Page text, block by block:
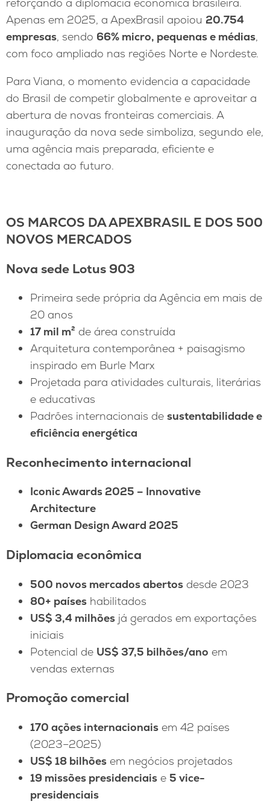
reforçando a diplomacia econômica brasileira.
Apenas em 2025, a ApexBrasil apoiou 20.754
empresas, sendo 66% micro, pequenas e médias,
com foco ampliado nas regiões Norte e Nordeste.
Para Viana, o momento evidencia a capacidade
do Brasil de competir globalmente e aproveitar a
abertura de novas fronteiras comerciais. A
inauguração da nova sede simboliza, segundo ele,
uma agência mais preparada, eficiente e
conectada ao futuro.
OS MARCOS DA APEXBRASIL E DOS 500
NOVOS MERCADOS
Nova sede Lotus 903
Primeira sede própria da Agência em mais de
20 anos
17 mil m² de área construída
Arquitetura contemporânea + paisagismo
inspirado em Burle Marx
Projetada para atividades culturais, literárias
e educativas
Padrões internacionais de sustentabilidade e
eficiência energética
Reconhecimento internacional
Iconic Awards 2025 – Innovative
Architecture
German Design Award 2025
Diplomacia econômica
500 novos mercados abertos desde 2023
80+ países habilitados
US$ 3,4 milhões já gerados em exportações
iniciais
Potencial de US$ 37,5 bilhões/ano em
vendas externas
Promoção comercial
170 ações internacionais em 42 países
(2023–2025)
US$ 18 bilhões em negócios projetados
19 missões presidenciais e 5 vice-
presidenciais